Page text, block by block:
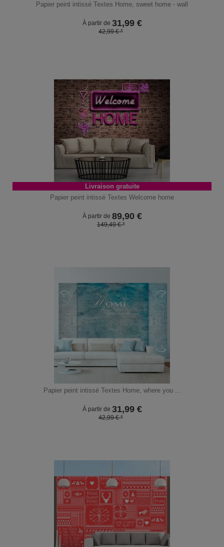
Papier peint intissé Textes Home, sweet home - wall
À partir de 31,99€
42,99 € *
Livraison gratuite
Papier peint intissé Textes Welcome home
À partir de 89,90€
149,49 € *
Papier peint intissé Textes Home, where you ...
À partir de 31,99€
42,99 € *